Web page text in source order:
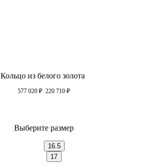
Кольцо из белого золота
577 020 ₽ 220 710 ₽
Выберите размер
16.5
17